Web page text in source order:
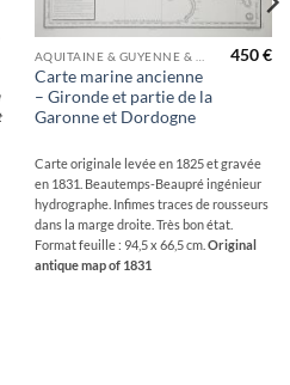
Carte marine ancienne
– Gironde et partie de la
Garonne et Dordogne
450€
Carte originale levée en 1825 et gravée
en 1831. Beautemps-Beaupré ingénieur
hydrographe. Infimes traces de rousseurs
dans la marge droite. Très bon état.
Format feuille : 94,5 x 66,5 cm. Original
antique map of 1831